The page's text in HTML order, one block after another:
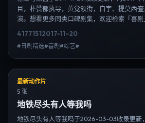
目，朴赞郁执导，黄觉领衔，白宇、提莫西·
演。想看更多同类口碑剧集，欢迎检索「喜剧
日韩电视剧、韩剧全集、日剧高清等长尾词。
41771512017-11-20
#日剧精选#喜剧#综艺#
最新动作片
5 张
地铁尽头有人等我吗
地铁尽头有人等我吗于2026-03-03收录更新